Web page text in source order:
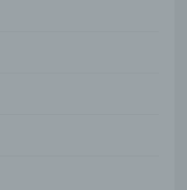
natürliche oder juristische
unabhängig davon, ob
nach